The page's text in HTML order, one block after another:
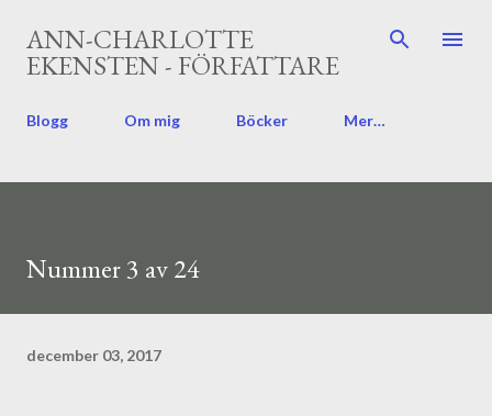
Fortsätt till huvudinnehåll
ANN-CHARLOTTE
EKENSTEN - FÖRFATTARE
Blogg Om mig Böcker Mer…
Nummer 3 av 24
december 03, 2017